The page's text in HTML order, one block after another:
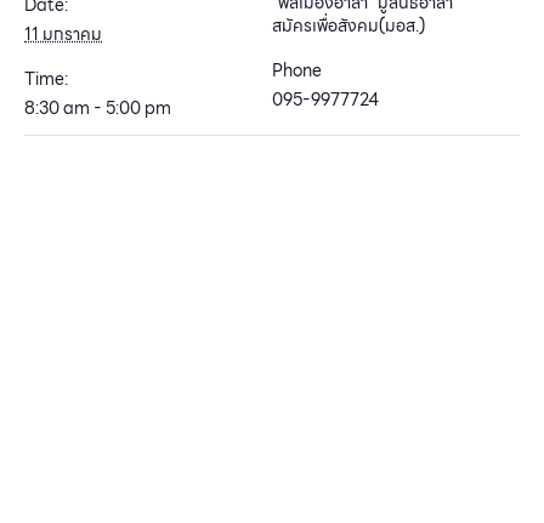
Date:
11 มกราคม
Time:
8:30 am - 5:00 pm
สมัครเพื่อสังคม(มอส.)
Phone
095-9977724